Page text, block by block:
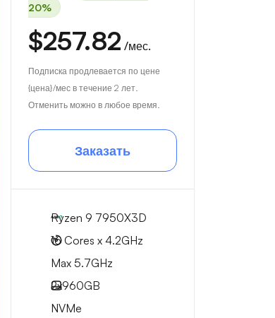
20%
$257.82 /мес.
Подписка продлевается по цене
{цена}/мес в течение 2 лет.
Отменить можно в любое время.
Заказать
Ryzen 9 7950X3D
16 Cores x 4.2GHz
Max 5.7GHz
2x960GB
NVMe